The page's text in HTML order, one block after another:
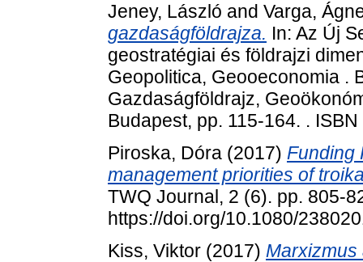
Jeney, László and Varga,
gazdaságföldrajza. In: Az Új
geostratégiai és földrajzi
Geopolitica, Geooeconomia .
Gazdaságföldrajz,
Budapest, pp. 115-164. .
Piroska, Dóra (2017) Funding
management priorities of
TWQ Journal, 2 (6). pp. 805-
https://doi.org/10.1080/
Kiss, Viktor (2017)